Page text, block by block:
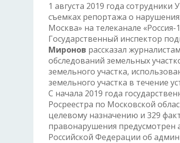
1 августа 2019 года
съемках репортажа о
Москва» на телеканале «Россия-
Государственный инспектор
Миронов рассказал
обследований земельных
земельного участка,
земельного участка в течение
С начала 2019 года
Росреестра по Московской
целевому назначению и 329
правонарушения предусмотрен
Российской Федерации об